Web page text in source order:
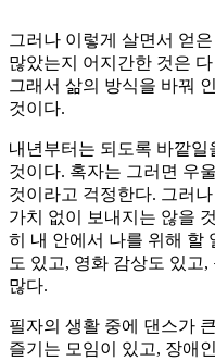
그러나 이렇게 살면서 얻
많았는지 어지간한 것은
그래서 삶의 방식을 바꿔
것이다.
내년부터는 되도록 바깥
것이다. 혹자는 그러면 우
것이라고 걱정한다. 그러
가치 없이 보내지는 않을
히 내 안에서 나를 위해 할
도 있고, 영화 감상도 있고
많다.
필자의 생활 중에 댄스가
즐기는 모임이 있고, 장애